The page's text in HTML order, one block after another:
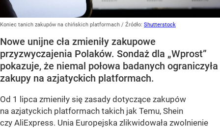
Koniec tanich zakupów na chińskich platformach / Źródło: Shutterstock
Nowe unijne cła zmieniły zakupowe
przyzwyczajenia Polaków. Sondaż dla „Wprost”
pokazuje, że niemal połowa badanych ograniczyła
zakupy na azjatyckich platformach.
Od 1 lipca zmieniły się zasady dotyczące zakupów
na azjatyckich platformach takich jak Temu, Shein
czy AliExpress. Unia Europejska zlikwidowała zwolnienie